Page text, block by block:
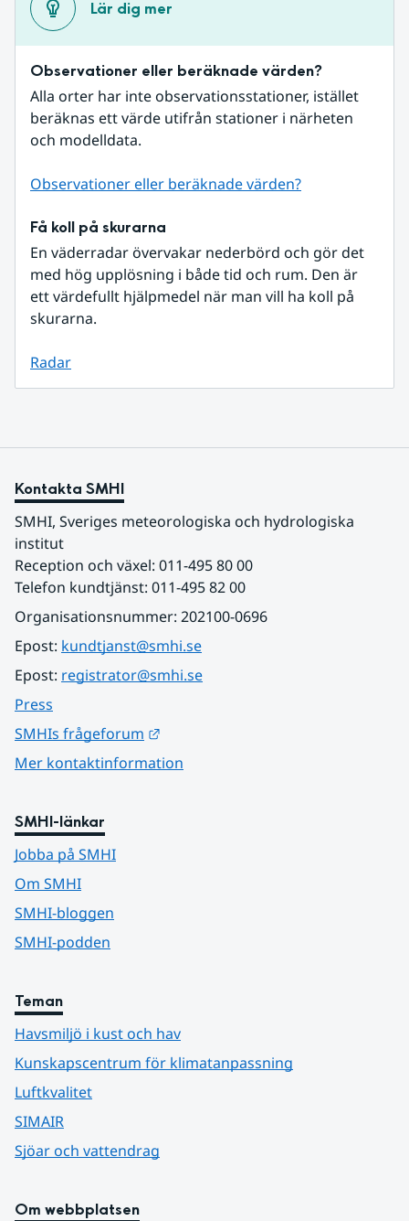
Lär dig mer
Observationer eller beräknade värden?
Alla orter har inte observationsstationer, istället
beräknas ett värde utifrån stationer i närheten
och modelldata.
Observationer eller beräknade värden?
Få koll på skurarna
En väderradar övervakar nederbörd och gör det
med hög upplösning i både tid och rum. Den är
ett värdefullt hjälpmedel när man vill ha koll på
skurarna.
Radar
Kontakta SMHI
SMHI, Sveriges meteorologiska och hydrologiska
institut
Reception och växel: 011-495 80 00
Telefon kundtjänst: 011-495 82 00
Organisationsnummer: 202100-0696
Epost: kundtjanst@smhi.se
Epost: registrator@smhi.se
Press
SMHIs frågeforum
Mer kontaktinformation
SMHI-länkar
Jobba på SMHI
Om SMHI
SMHI-bloggen
SMHI-podden
Teman
Havsmiljö i kust och hav
Kunskapscentrum för klimatanpassning
Luftkvalitet
SIMAIR
Sjöar och vattendrag
Om webbplatsen